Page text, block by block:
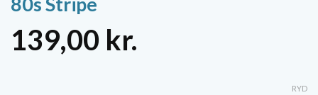
139,00 kr.
RYD